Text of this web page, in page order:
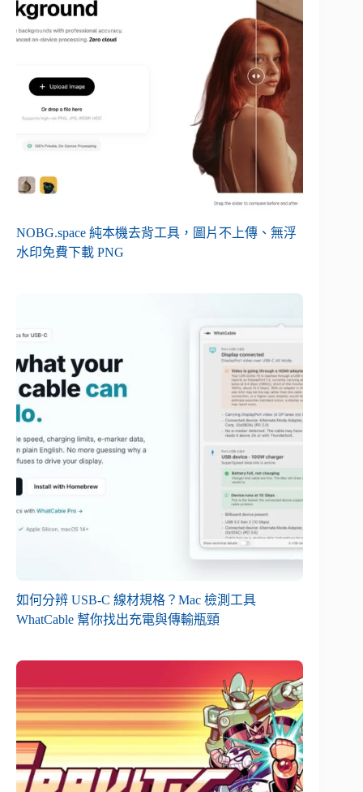
NOBG.space 純本機去背工具，圖片不上傳、無浮
水印免費下載 PNG
如何分辨 USB-C 線材規格？Mac 檢測工具
WhatCable 幫你找出充電與傳輸瓶頸